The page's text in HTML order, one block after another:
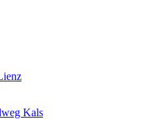
Kals